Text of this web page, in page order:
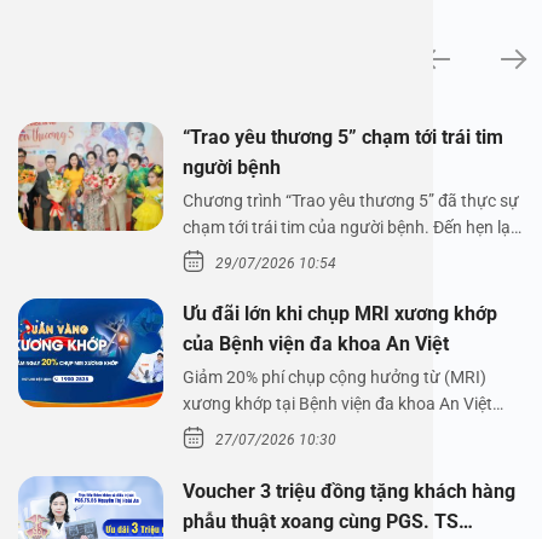
“Trao yêu thương 5” chạm tới trái tim
người bệnh
Chương trình “Trao yêu thương 5” đã thực sự
chạm tới trái tim của người bệnh. Đến hẹn lại
lên,…29/07/2026 10:54
Ưu đãi lớn khi chụp MRI xương khớp
của Bệnh viện đa khoa An Việt
Giảm 20% phí chụp cộng hưởng từ (MRI)
xương khớp tại Bệnh viện đa khoa An Việt
Bệnh viện đa…
27/07/2026 10:30
Voucher 3 triệu đồng tặng khách hàng
phẫu thuật xoang cùng PGS. TS